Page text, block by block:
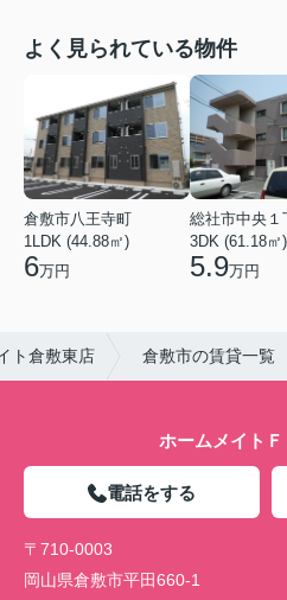
よく見られている物件
倉敷市八王寺町
1LDK (44.88㎡)
6万円
総社市中央１
3DK (61.18㎡)
5.9万円
ト倉敷東店 倉敷市の賃貸一覧
ホームメイト
電話をする
〒710-0003
岡山県倉敷市平田660-1